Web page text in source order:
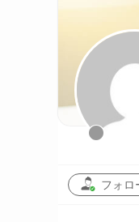
フォロ